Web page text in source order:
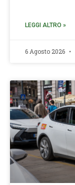
LEGGI ALTRO »
6 Agosto 2026